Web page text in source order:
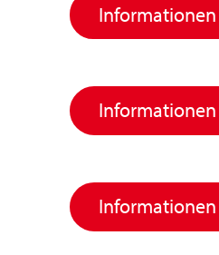
Informationen
Informationen